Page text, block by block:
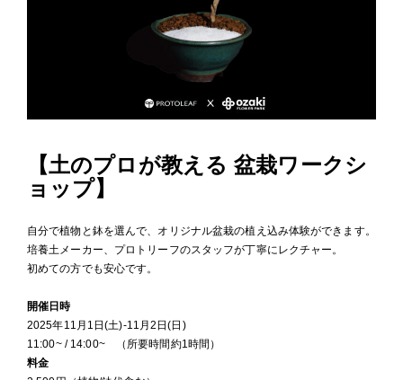
【土のプロが教える 盆栽ワークシ
ョップ】
自分で植物と鉢を選んで、オリジナル盆栽の植え込み体験ができます。
培養土メーカー、プロトリーフのスタッフが丁寧にレクチャー。
初めての方でも安心です。
開催日時
2025年11月1日(土)-11月2日(日)
11:00~ / 14:00~ （所要時間約1時間）
料金